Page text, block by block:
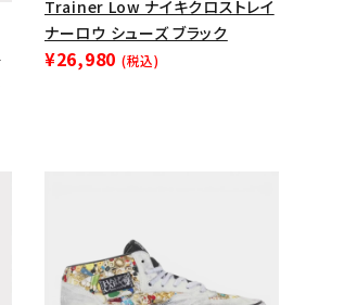
Trainer Low ナイキクロストレイ
ナーロウ シューズ ブラック
¥26,980 (税込)